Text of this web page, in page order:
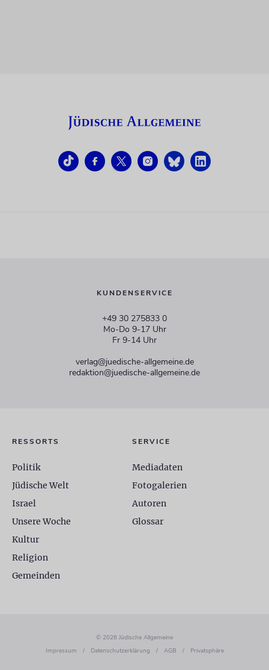
KUNDENSERVICE
+49 30 275833 0
Mo-Do 9-17 Uhr
Fr 9-14 Uhr
verlag@juedische-allgemeine.de
redaktion@juedische-allgemeine.de
RESSORTS
Politik
Jüdische Welt
Israel
Unsere Woche
Kultur
Religion
Gemeinden
SERVICE
Mediadaten
Fotogalerien
Autoren
Glossar
© 2026 Jüdische Allgemeine
Impressum
/ Datenschutzerklärung / AGB / Privatsphäre